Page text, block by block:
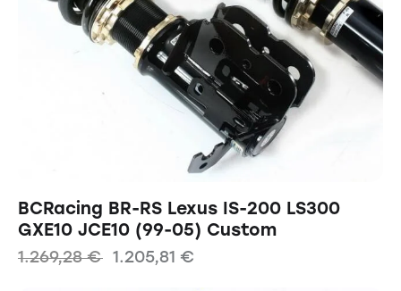
BCRacing BR-RS Lexus IS-200 LS300
GXE10 JCE10 (99-05) Custom
1.269,28€ 1.205,81 €